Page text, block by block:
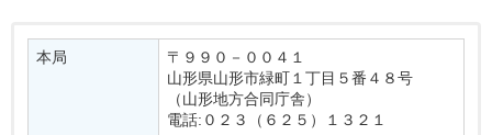
本局
〒９９０－００４１
山形県山形市緑町１丁目５番４８号
（山形地方合同庁舎）
電話:０２３（６２５）１３２１